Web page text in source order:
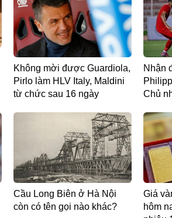
Không mời được Guardiola,
Pirlo làm HLV Italy, Maldini
từ chức sau 16 ngày
Nhận
Chủ
Cầu Long Biên ở Hà Nội
còn có tên gọi nào khác?
Giá
hôm